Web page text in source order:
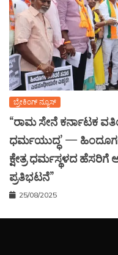
ಬ್ರೇಕಿಂಗ್ ನ್ಯೂಸ್
“ರಾಮ ಸೇನೆ ಕರ್ನಾಟಕ
ಧರ್ಮಯುದ್ಧ’ — ಹಿಂದೂಗಳ
ಕ್ಷೇತ್ರ ಧರ್ಮಸ್ಥಳದ
ಪ್ರತಿಭಟನೆ”
25/08/2025